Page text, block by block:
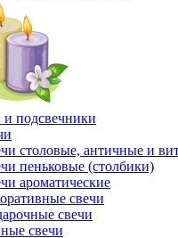
подсвечники
столовые, античные и
пеньковые (столбики)
ароматические
свечи
свечи
свечи